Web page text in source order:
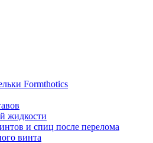
Formthotics
жидкости
и спиц после перелома
винта